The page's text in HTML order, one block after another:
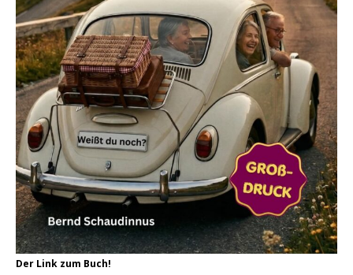
Der Link zum Buch!